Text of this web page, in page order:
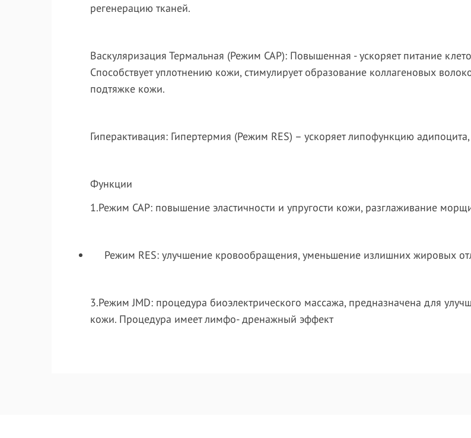
регенерацию тканей.
Васкуляризация Термальная (Режим CAP): Повышенная - ускоряет питание
Способствует уплотнению кожи, стимулирует образование коллагеновых
подтяжке кожи.
Гиперактивация: Гипертермия (Режим RES) – ускоряет липофункцию
Функции
1.Режим CAP: повышение эластичности и упругости кожи, разглаживание
Режим RES: улучшение кровообращения, уменьшение излишних жировых
3.РежимJMD: процедура биоэлектрического массажа, предназначена для
кожи. Процедура имеет лимфо- дренажный эффект